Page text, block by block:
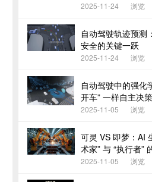
2025-11-24 浏览
自动驾驶轨迹预测
安全的关键一跃
2025-11-24 浏览
自动驾驶中的强化
开车” 一样自主决策
2025-11-05 浏览
可灵 VS 即梦：AI
术家” 与 “执行者”
2025-11-05 浏览